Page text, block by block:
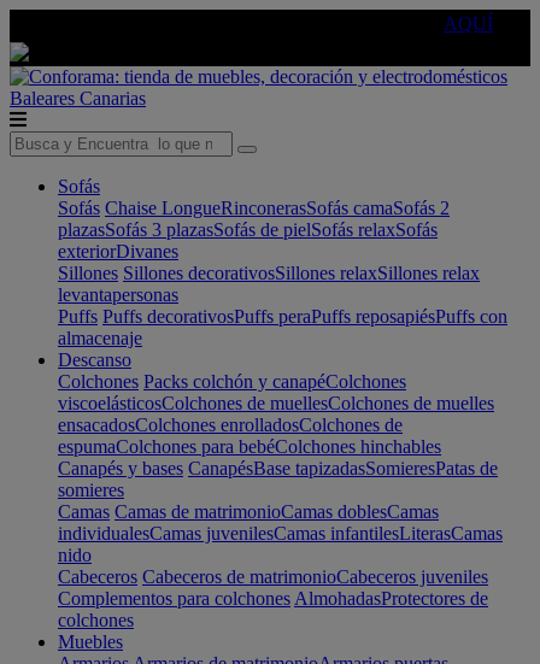
AQUÍ
Baleares Canarias
Sofás
Sofás Chaise LongueRinconerasSofás camaSofás 2
plazasSofás 3 plazasSofás de pielSofás relaxSofás
exteriorDivanes
Sillones Sillones decorativosSillones relaxSillones relax
levantapersonas
Puffs Puffs decorativosPuffs peraPuffs reposapiésPuffs con
almacenaje
Descanso
Colchones Packs colchón y canapéColchones
viscoelásticosColchones de muellesColchones de muelles
ensacadosColchones enrolladosColchones de
espumaColchones para bebéColchones hinchables
Canapés y bases CanapésBase tapizadasSomieresPatas de
somieres
Camas Camas de matrimonioCamas doblesCamas
individualesCamas juvenilesCamas infantilesLiterasCamas
nido
Cabeceros Cabeceros de matrimonioCabeceros juveniles
Complementos para colchones AlmohadasProtectores de
colchones
Muebles